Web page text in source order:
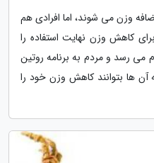
وزن می شوند، اما افرادی هم
کاهش وزن نهایت استفاده را
می رسد و مردم به برنامه روتین
ها بتوانند کاهش وزن خود را